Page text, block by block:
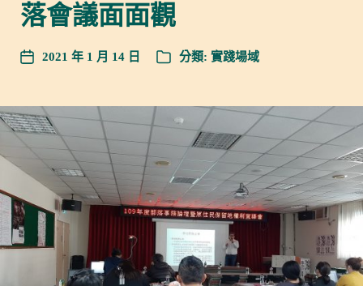
落會議面面觀
2021 年 1 月 14 日 分類: 實踐場域